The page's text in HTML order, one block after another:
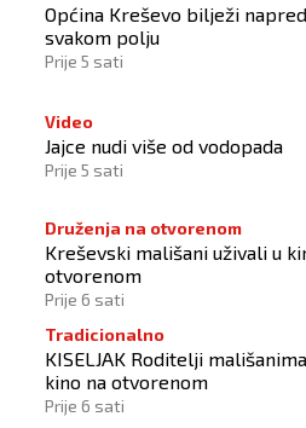
Općina Kreševo bilježi
svakom polju
Prije 5 sati
Video
Jajce nudi više od vodopada
Prije 5 sati
Druženja na otvorenom
Kreševski mališani uživali u
otvorenom
Prije 6 sati
Tradicionalno
KISELJAK Roditelji
kino na otvorenom
Prije 6 sati